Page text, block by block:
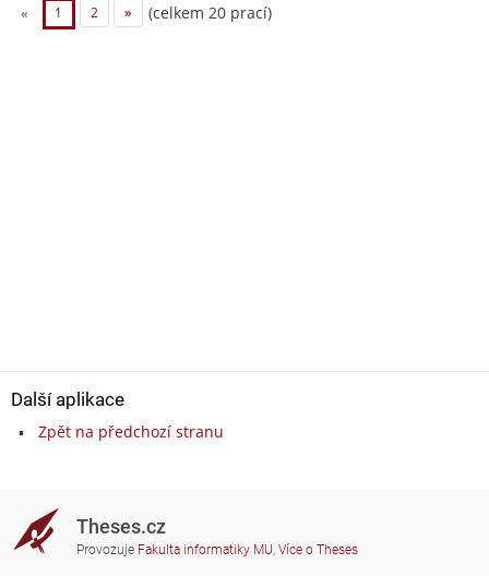
« 1 2 » (celkem 20 prací)
Další aplikace
Zpět na předchozí stranu
Theses.cz
Provozuje Fakulta informatiky MU, Více o Theses